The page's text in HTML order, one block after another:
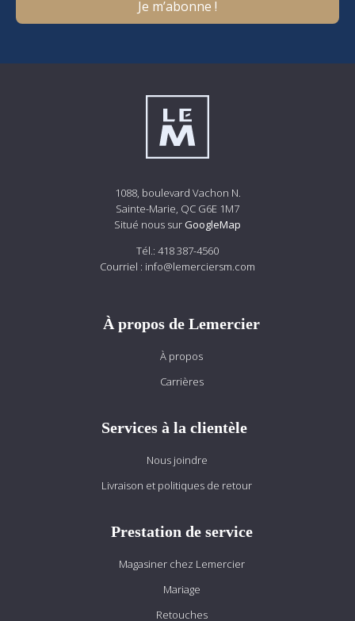
1088, boulevard Vachon N.
Sainte-Marie, QC G6E 1M7
Situé nous sur GoogleMap
Tél.: 418 387-4560
Courriel : info@lemerciersm.com
À propos de Lemercier
À propos
Carrières
Services à la clientèle
Nous joindre
Livraison et politiques de retour
Prestation de service
Magasiner chez Lemercier
Mariage
Retouches